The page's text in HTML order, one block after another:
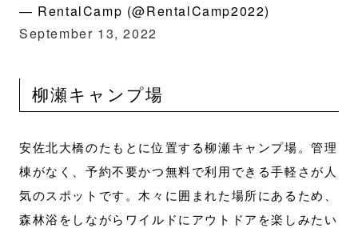
— RentalCamp (@RentalCamp2022)
September 13, 2022
柳瀬キャンプ場
安佐北大橋のたもとに位置する柳瀬キャンプ場。管理
棟がなく、予約不要かつ無料で利用できる手軽さが人
気のスポットです。木々に囲まれた場所にあるため、
森林浴をしながらワイルドにアウトドアを楽しみたい